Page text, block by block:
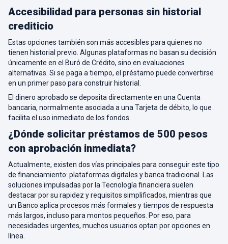
Accesibilidad para personas sin historial
crediticio
Estas opciones también son más accesibles para quienes no
tienen historial previo. Algunas plataformas no basan su decisión
únicamente en el Buró de Crédito, sino en evaluaciones
alternativas. Si se paga a tiempo, el préstamo puede convertirse
en un primer paso para construir historial.
El dinero aprobado se deposita directamente en una Cuenta
bancaria, normalmente asociada a una Tarjeta de débito, lo que
facilita el uso inmediato de los fondos.
¿Dónde solicitar préstamos de 500 pesos
con aprobación inmediata?
Actualmente, existen dos vías principales para conseguir este tipo
de financiamiento: plataformas digitales y banca tradicional. Las
soluciones impulsadas por la Tecnología financiera suelen
destacar por su rapidez y requisitos simplificados, mientras que
un Banco aplica procesos más formales y tiempos de respuesta
más largos, incluso para montos pequeños. Por eso, para
necesidades urgentes, muchos usuarios optan por opciones en
línea.